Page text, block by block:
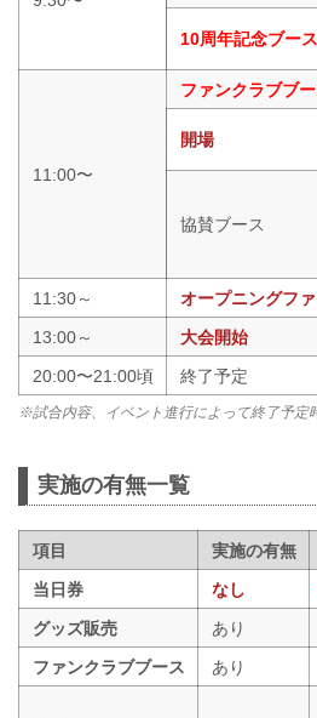
10周年記念ブース
11:00〜
ファンクラブブ
開場
協賛ブース
11:30～ オープニングフ
13:00～
大会開始
20:00〜21:00頃
終了予定
※試合内容、イベント進行によって終了予定
実施の有無一覧
項目 実施の有無
当日券
なし
グッズ販売
あり
ファンクラブブース
あり